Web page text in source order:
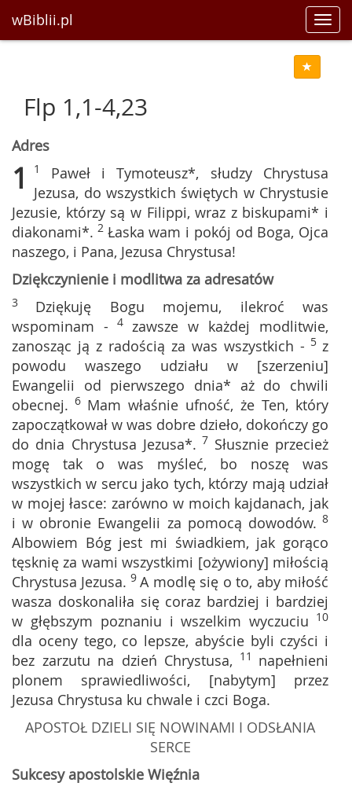
wBiblii.pl
Flp 1,1-4,23
Adres
1 1 Paweł i Tymoteusz*, słudzy Chrystusa
Jezusa, do wszystkich świętych w Chrystusie
Jezusie, którzy są w Filippi, wraz z biskupami* i
diakonami*. 2 Łaska wam i pokój od Boga, Ojca
naszego, i Pana, Jezusa Chrystusa!
Dziękczynienie i modlitwa za adresatów
3 Dziękuję Bogu mojemu, ilekroć was
wspominam - 4 zawsze w każdej modlitwie,
zanosząc ją z radością za was wszystkich - 5 z
powodu waszego udziału w [szerzeniu]
Ewangelii od pierwszego dnia* aż do chwili
obecnej. 6 Mam właśnie ufność, że Ten, który
zapoczątkował w was dobre dzieło, dokończy go
do dnia Chrystusa Jezusa*. 7 Słusznie przecież
mogę tak o was myśleć, bo noszę was
wszystkich w sercu jako tych, którzy mają udział
w mojej łasce: zarówno w moich kajdanach, jak
i w obronie Ewangelii za pomocą dowodów. 8
Albowiem Bóg jest mi świadkiem, jak gorąco
tęsknię za wami wszystkimi [ożywiony] miłością
Chrystusa Jezusa. 9 A modlę się o to, aby miłość
wasza doskonaliła się coraz bardziej i bardziej
w głębszym poznaniu i wszelkim wyczuciu 10
dla oceny tego, co lepsze, abyście byli czyści i
bez zarzutu na dzień Chrystusa, 11 napełnieni
plonem sprawiedliwości, [nabytym] przez
Jezusa Chrystusa ku chwale i czci Boga.
APOSTOŁ DZIELI SIĘ NOWINAMI I ODSŁANIA
SERCE
Sukcesy apostolskie Więźnia